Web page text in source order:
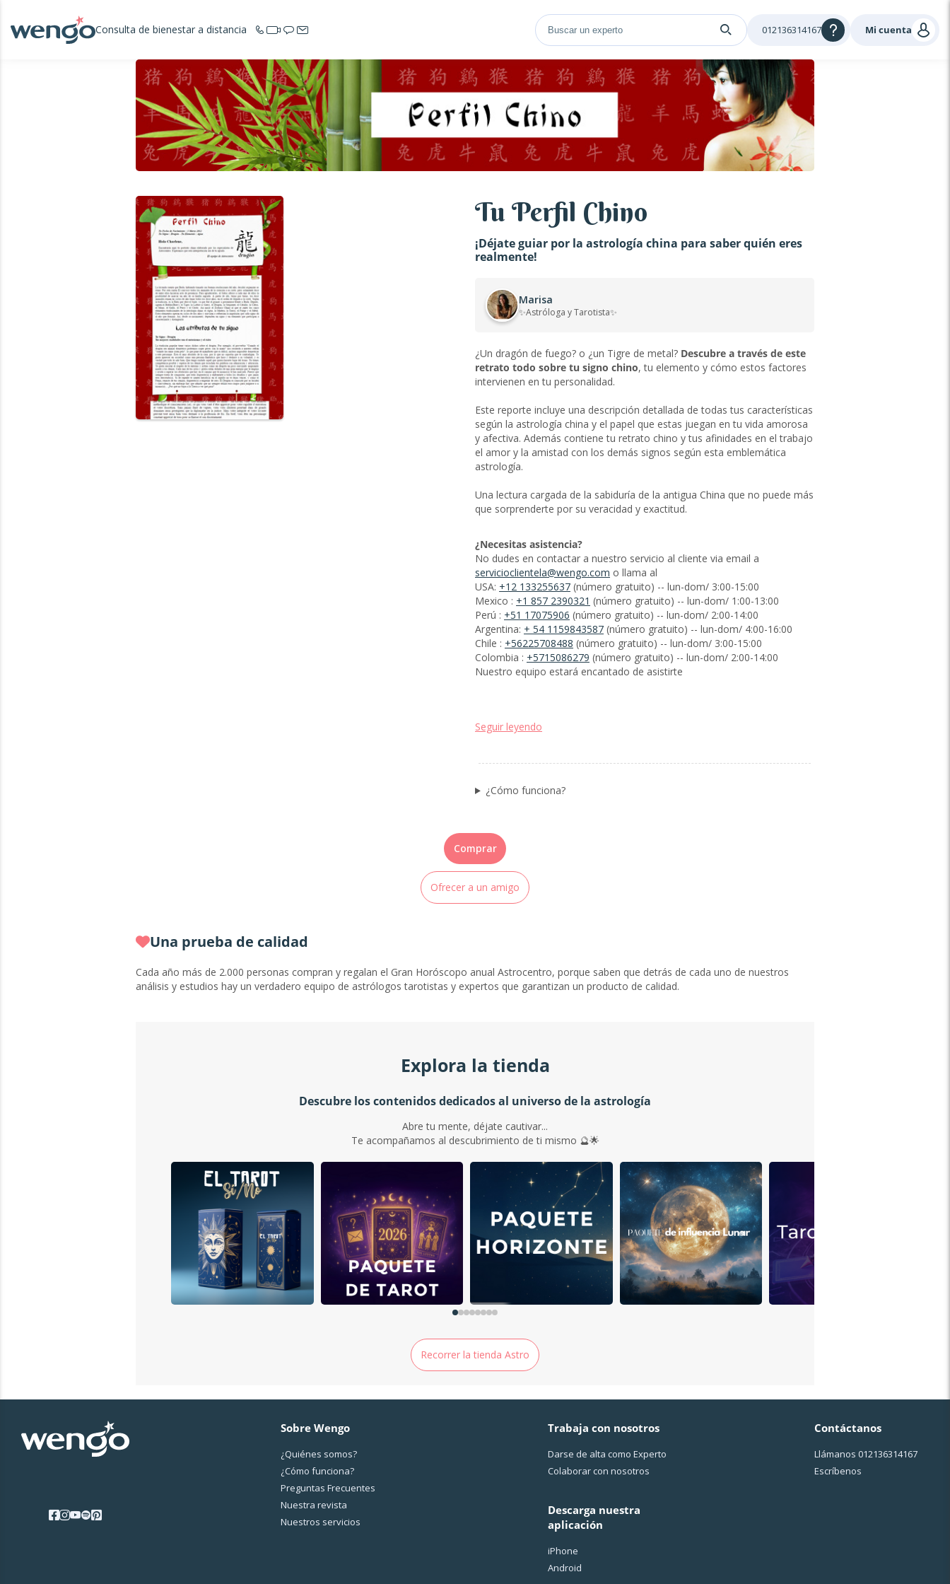
Consulta de bienestar a distancia Mi cuenta
012136314167
Tu Perfil Chino
¡Déjate guiar por la astrología china para saber quién eres
realmente!
Marisa
✨Astróloga y Tarotista✨
¿Un dragón de fuego? o ¿un Tigre de metal? Descubre a través de este
retrato todo sobre tu signo chino, tu elemento y cómo estos factores
intervienen en tu personalidad.
Este reporte incluye una descripción detallada de todas tus características
según la astrología china y el papel que estas juegan en tu vida amorosa
y afectiva. Además contiene tu retrato chino y tus afinidades en el trabajo
el amor y la amistad con los demás signos según esta emblemática
astrología.
Una lectura cargada de la sabiduría de la antigua China que no puede más
que sorprenderte por su veracidad y exactitud.
¿Necesitas asistencia?
No dudes en contactar a nuestro servicio al cliente via email a
servicioclientela@wengo.com o llama al
USA: +12 133255637
(número gratuito) -- lun-dom/ 3:00-15:00
Mexico : +1 857 2390321
(número gratuito) -- lun-dom/ 1:00-13:00
Perú : +51 17075906
(número gratuito) -- lun-dom/ 2:00-14:00
Argentina: + 54 1159843587
(número gratuito) -- lun-dom/ 4:00-16:00
Chile : +56225708488
(número gratuito) -- lun-dom/ 3:00-15:00
Colombia : +5715086279
(número gratuito) -- lun-dom/ 2:00-14:00
Nuestro equipo estará encantado de asistirte
Seguir leyendo
¿Cómo funciona?
Comprar
Ofrecer a un amigo
Una prueba de calidad
Cada año más de 2.000 personas compran y regalan el Gran Horóscopo anual Astrocentro, porque saben que detrás de cada uno de nuestros
análisis y estudios hay un verdadero equipo de astrólogos tarotistas y expertos que garantizan un producto de calidad.
Explora la tienda
Descubre los contenidos dedicados al universo de la astrología
Abre tu mente, déjate cautivar...
Te acompañamos al descubrimiento de ti mismo 🔮🌟
Recorrer la tienda Astro
Sobre Wengo
¿Quiénes somos?
¿Cо́mo funciona?
Preguntas Frecuentes
Nuestra revista
Nuestros servicios
Trabaja con nosotros
Darse de alta como Experto
Colaborar con nosotros
Descarga nuestra
aplicación
iPhone
Android
Contáctanos
Llámanos 012136314167
Escríbenos